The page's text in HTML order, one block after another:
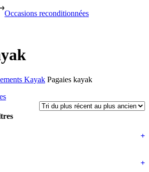
Occasions reconditionnées
Kayak Pagaies kayak
+
+